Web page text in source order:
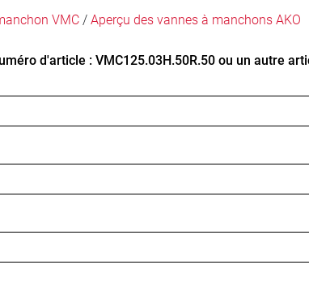
VMC/ Aperçu des vannes à manchons AKO
d'article : VMC125.03H.50R.50 ou un autre